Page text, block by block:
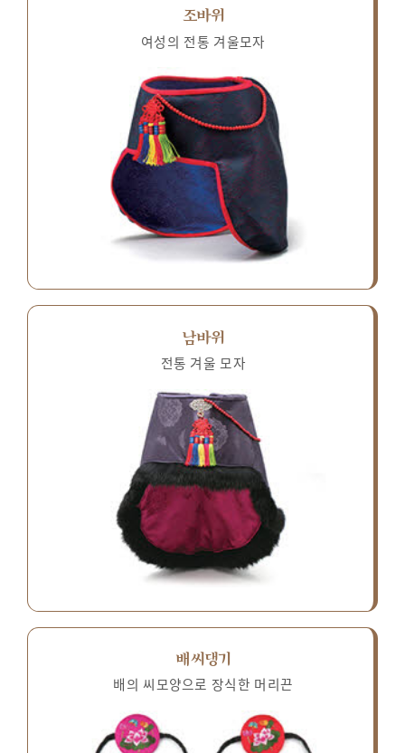
조바위
여성의 전통 겨울모자
남바위
전통 겨울 모자
배씨댕기
배의 씨모양으로 장식한 머리끈